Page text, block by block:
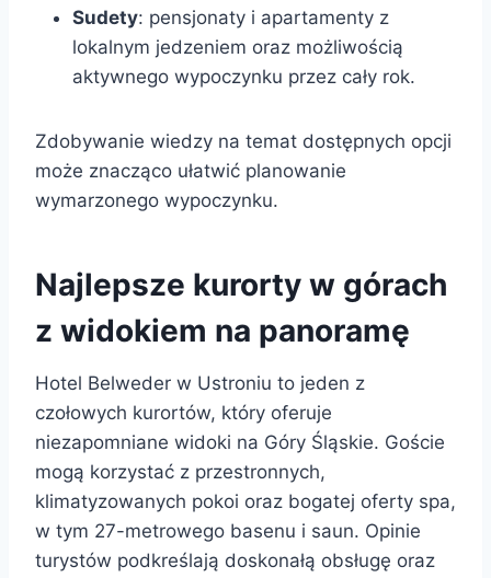
Sudety: pensjonaty i apartamenty z
lokalnym jedzeniem oraz możliwością
aktywnego wypoczynku przez cały rok.
Zdobywanie wiedzy na temat dostępnych opcji
może znacząco ułatwić planowanie
wymarzonego wypoczynku.
Najlepsze kurorty w górach
z widokiem na panoramę
Hotel Belweder w Ustroniu to jeden z
czołowych kurortów, który oferuje
niezapomniane widoki na Góry Śląskie. Goście
mogą korzystać z przestronnych,
klimatyzowanych pokoi oraz bogatej oferty spa,
w tym 27-metrowego basenu i saun. Opinie
turystów podkreślają doskonałą obsługę oraz